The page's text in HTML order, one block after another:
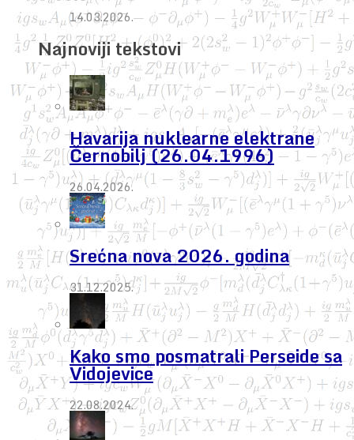
14.03.2026.
Najnoviji tekstovi
Havarija nuklearne elektrane
Černobilj (26.04.1996)
26.04.2026.
Srećna nova 2026. godina
31.12.2025.
Kako smo posmatrali Perseide sa
Vidojevice
22.08.2024.